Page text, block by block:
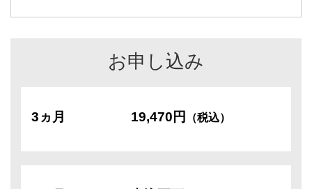
お申し込み
3ヵ月 19,470円 （税込）